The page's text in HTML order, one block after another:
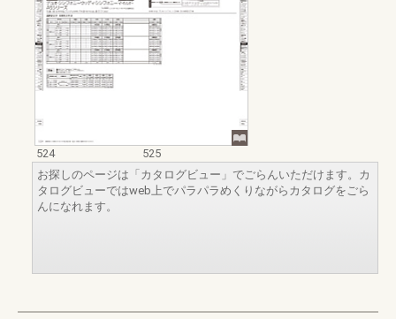
524
525
お探しのページは「カタログビュー」でごらんいただけます。カ
タログビューではweb上でパラパラめくりながらカタログをごら
んになれます。